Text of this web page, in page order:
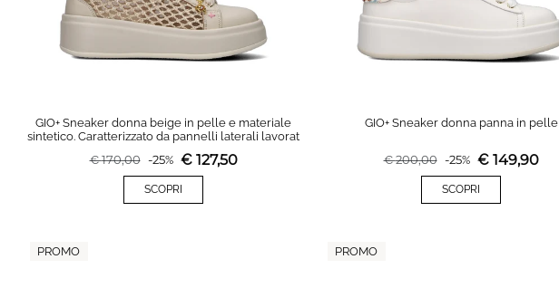
GIO+ Sneaker donna beige in pelle e materiale
sintetico. Caratterizzato da pannelli laterali lavorat
€170,00 -25% € 127,50
SCOPRI
GIO+ Sneaker donna panna in pelle
€200,00 -25% € 149,90
SCOPRI
PROMO PROMO